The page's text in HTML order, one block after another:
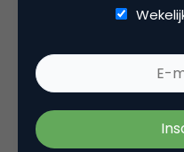
Code Club – The